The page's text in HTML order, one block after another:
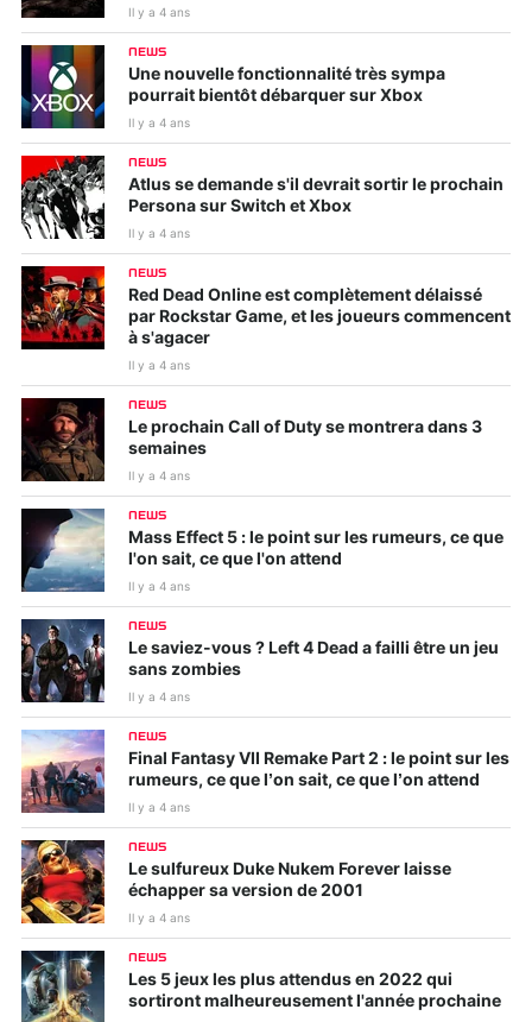
Il y a 4 ans
NEWS
Une nouvelle fonctionnalité très sympa
pourrait bientôt débarquer sur Xbox
Il y a 4 ans
NEWS
Atlus se demande s'il devrait sortir le prochain
Persona sur Switch et Xbox
Il y a 4 ans
NEWS
Red Dead Online est complètement délaissé
par Rockstar Game, et les joueurs commencent
à s'agacer
Il y a 4 ans
NEWS
Le prochain Call of Duty se montrera dans 3
semaines
Il y a 4 ans
NEWS
Mass Effect 5 : le point sur les rumeurs, ce que
l'on sait, ce que l'on attend
Il y a 4 ans
NEWS
Le saviez-vous ? Left 4 Dead a failli être un jeu
sans zombies
Il y a 4 ans
NEWS
Final Fantasy VII Remake Part 2 : le point sur les
rumeurs, ce que l’on sait, ce que l’on attend
Il y a 4 ans
NEWS
Le sulfureux Duke Nukem Forever laisse
échapper sa version de 2001
Il y a 4 ans
NEWS
Les 5 jeux les plus attendus en 2022 qui
sortiront malheureusement l'année prochaine